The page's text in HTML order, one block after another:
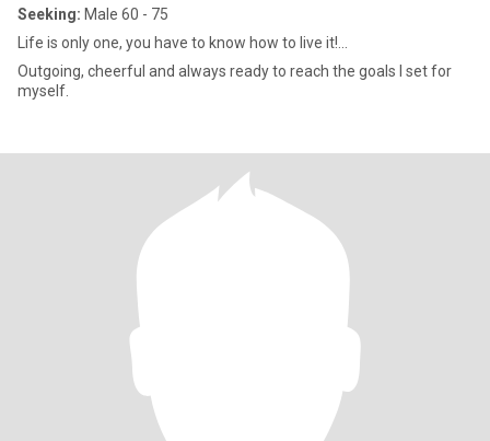
Seeking: Male 60 - 75
Life is only one, you have to know how to live it!...
Outgoing, cheerful and always ready to reach the goals I set for
myself.